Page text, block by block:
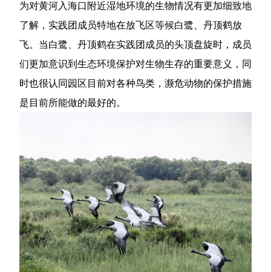
为对黄河入海口附近湿地环境的生物情况有更加细致地
了解，实践团成员特地在放飞区等候白鹭、丹顶鹤放
飞。当白鹭、丹顶鹤在实践团成员的头顶盘旋时，成员
们更加意识到生态环境保护对生物生存的重要意义，同
时也很认同园区目前对各种鸟类，濒危动物的保护措施
是目前所能做的最好的。